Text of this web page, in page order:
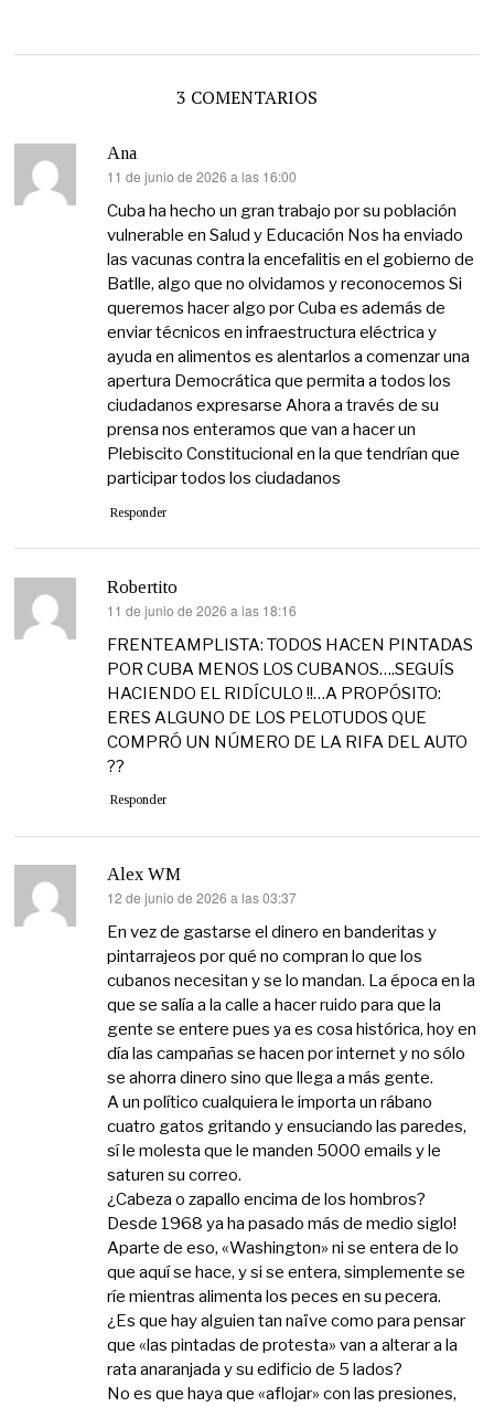
3 COMENTARIOS
Ana
dice:
11 de junio de 2026 a las 16:00
Cuba ha hecho un gran trabajo por su población
vulnerable en Salud y Educación Nos ha enviado
las vacunas contra la encefalitis en el gobierno de
Batlle, algo que no olvidamos y reconocemos Si
queremos hacer algo por Cuba es además de
enviar técnicos en infraestructura eléctrica y
ayuda en alimentos es alentarlos a comenzar una
apertura Democrática que permita a todos los
ciudadanos expresarse Ahora a través de su
prensa nos enteramos que van a hacer un
Plebiscito Constitucional en la que tendrían que
participar todos los ciudadanos
Responder
Robertito
dice:
11 de junio de 2026 a las 18:16
FRENTEAMPLISTA: TODOS HACEN PINTADAS
POR CUBA MENOS LOS CUBANOS….SEGUÍS
HACIENDO EL RIDÍCULO !!…A PROPÓSITO:
ERES ALGUNO DE LOS PELOTUDOS QUE
COMPRÓ UN NÚMERO DE LA RIFA DEL AUTO
??
Responder
Alex WM
dice:
12 de junio de 2026 a las 03:37
En vez de gastarse el dinero en banderitas y
pintarrajeos por qué no compran lo que los
cubanos necesitan y se lo mandan. La época en la
que se salía a la calle a hacer ruido para que la
gente se entere pues ya es cosa histórica, hoy en
día las campañas se hacen por internet y no sólo
se ahorra dinero sino que llega a más gente.
A un político cualquiera le importa un rábano
cuatro gatos gritando y ensuciando las paredes,
sí le molesta que le manden 5000 emails y le
saturen su correo.
¿Cabeza o zapallo encima de los hombros?
Desde 1968 ya ha pasado más de medio siglo!
Aparte de eso, «Washington» ni se entera de lo
que aquí se hace, y si se entera, simplemente se
ríe mientras alimenta los peces en su pecera.
¿Es que hay alguien tan naïve como para pensar
que «las pintadas de protesta» van a alterar a la
rata anaranjada y su edificio de 5 lados?
No es que haya que «aflojar» con las presiones,